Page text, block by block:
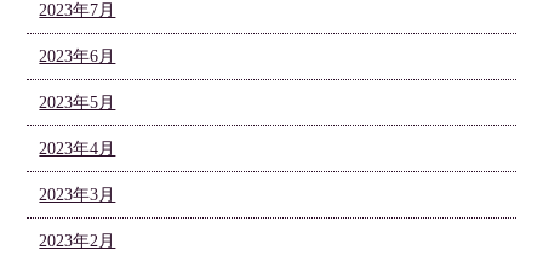
2023年7月
2023年6月
2023年5月
2023年4月
2023年3月
2023年2月